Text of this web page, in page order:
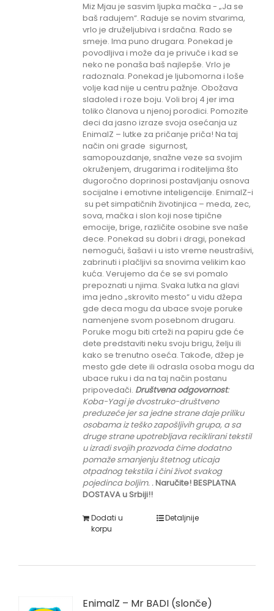
Miz Mjau je sasvim ljupka mačka - „Ja se
baš radujem“. Raduje se novim stvarima,
vrlo je druželjubiva i srdačna. Rado se
smeje. Ima puno drugara. Ponekad je
povodljiva i može da je privuče i kad se
neko ne ponaša baš najlepše. Vrlo je
radoznala. Ponekad je ljubomorna i loše
volje kad nije u centru pažnje. Obožava
sladoled i roze boju. Voli broj 4 jer ima
toliko članova u njenoj porodici. Pomozite
deci da jasno izraze svoja osećanja uz
EnimalZ – lutke za pričanje priča! Na taj
način oni grade sigurnost,
samopouzdanje, snažne veze sa svojim
okruženjem, drugarima i roditeljima što
dugoročno doprinosi postavljanju osnova
socijalne i emotivne inteligencije. EnimalZ-i
su pet simpatičnih životinjica – meda, zec,
sova, mačka i slon koji nose tipične
emocije, brige, različite osobine sve naše
dece. Ponekad su dobri i dragi, ponekad
nemogući, šašavi i u isto vreme neustrašivi,
zabrinuti i plačljivi sa snovima velikim kao
kuća. Verujemo da će se svi pomalo
prepoznati u njima. Svaka lutka na glavi
ima jedno „skrovito mesto“ u vidu džepa
gde deca mogu da ubace svoje poruke
namenjene svom posebnom drugaru.
Poruke mogu biti crteži na papiru gde će
dete predstaviti neku svoju brigu, želju ili
kako se trenutno oseća. Takođe, džep je
mesto gde dete ili odrasla osoba mogu da
ubace ruku i da na taj način postanu
pripovedači. Društvena odgovornost:
Koba-Yagi je dvostruko-društveno
preduzeće jer sa jedne strane daje priliku
osobama iz teško zapošljivih grupa, a sa
druge strane upotrebljava reciklirani tekstil
u izradi svojih prozvoda čime dodatno
pomaže smanjenju štetnog uticaja
otpadnog tekstila i čini život svakog
pojedinca boljim..Naručite! BESPLATNA
DOSTAVA u Srbiji!!
Dodati u
korpu
Detaljnije
EnimalZ – Mr BADI (slonče)